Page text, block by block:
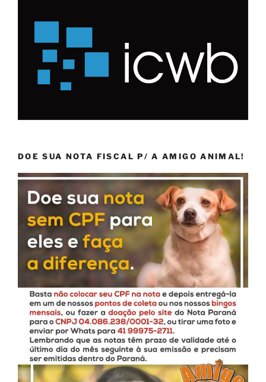
DOE SUA NOTA FISCAL P/ A AMIGO ANIMAL!